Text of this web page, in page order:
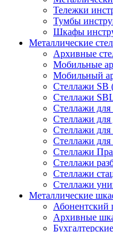
Тележки
Тумбы
Шкафы
Металлические
Архивные
Мобильные
Мобильный
Стеллажи SB
Стеллажи
Стеллажи для
Стеллажи для
Стеллажи для
Стеллажи для
Стеллажи
Стеллажи
Стеллажи
Стеллажи
Металлические
Абонентский
Архивные